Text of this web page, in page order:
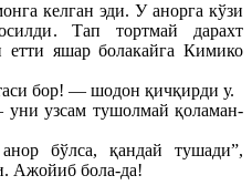
келган эди. У анорга кўзи
Тап тортмай дарахт
етти яшар болакайга Кимико
бор! — шодон қичқирди у.
узсам тушолмай қоламан-
бўлса, қандай тушади”,
Ажойиб бола-да!